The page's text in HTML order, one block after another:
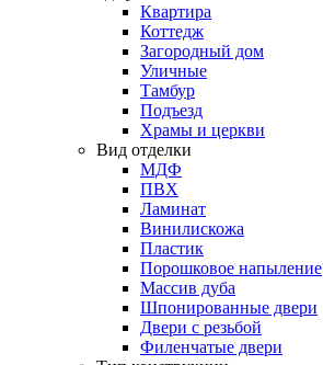
Квартира
Коттедж
Загородный дом
Уличные
Тамбур
Подъезд
Храмы и церкви
Вид отделки
МДФ
ПВХ
Ламинат
Винилискожа
Пластик
Порошковое напыление
Массив дуба
Шпонированные двери
Двери с резьбой
Филенчатые двери